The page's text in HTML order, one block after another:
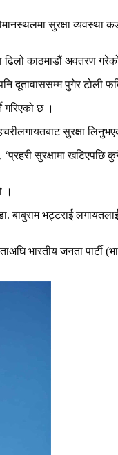
सुरक्षा व्यवस्था
काठमाडौं अवतरण
दूतावाससम्म पुगेर टोली
गरिएको छ ।
सुरक्षा
सुरक्षामा खटिएपछि
।
बाबुराम भट्टराई
भारतीय जनता पार्टी